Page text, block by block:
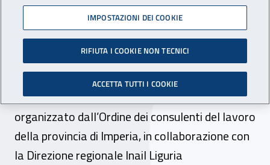
Webinar - Autoliquidazione
2021/2022
1 febbraio 2022. L’incontro informativo, rivolto
ai Consulenti del lavoro della regione Liguria, è
organizzato dall’Ordine dei consulenti del lavoro
della provincia di Imperia, in collaborazione con
la Direzione regionale Inail Liguria
IMPOSTAZIONI DEI COOKIE
RIFIUTA I COOKIE NON TECNICI
ACCETTA TUTTI I COOKIE